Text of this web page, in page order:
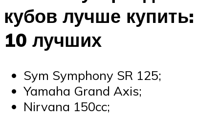
кубов лучше купить:
10 лучших
Sym Symphony SR 125;
Yamaha Grand Axis;
Nirvana 150cc;